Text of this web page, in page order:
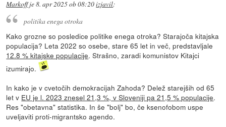
Markoffje8. apr 2025 ob 08:20izjavil:
politika enega otroka
Kako grozne so posledice politike enega otroka? Starajoča kitajska
populacija? Leta 2022 so osebe, stare 65 let in več, predstavljale
12.8 % kitajske populacije. Strašno, zaradi komunistov Kitajci
izumirajo.
In kako je v cvetočih demokracijah Zahoda? Delež starejših od 65
let v EU je l. 2023 znesel 21,3 %, v Sloveniji pa 21,5 % populacije.
Res "obetavna" statistika. In še "bolj" bo, če ksenofobom uspe
uveljaviti proti-migrantsko agendo.